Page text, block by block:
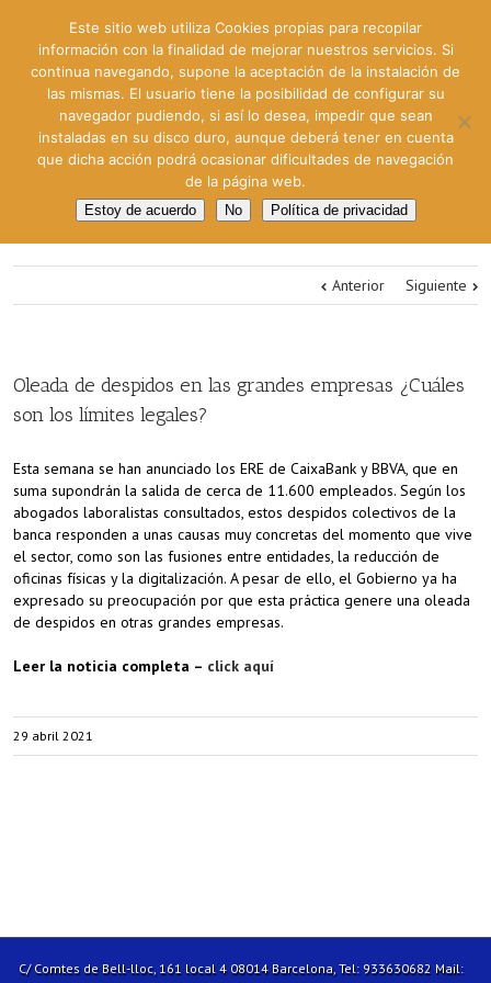
Anterior Siguiente
Oleada de despidos en las grandes empresas ¿Cuáles
son los límites legales?
Esta semana se han anunciado los ERE de CaixaBank y BBVA, que en
suma supondrán la salida de cerca de 11.600 empleados. Según los
abogados laboralistas consultados, estos despidos colectivos de la
banca responden a unas causas muy concretas del momento que vive
el sector, como son las fusiones entre entidades, la reducción de
oficinas físicas y la digitalización. A pesar de ello, el Gobierno ya ha
expresado su preocupación por que esta práctica genere una oleada
de despidos en otras grandes empresas.
Leer la noticia completa – click aquí
29 abril 2021
C/ Comtes de Bell-lloc, 161 local 4 08014 Barcelona, Tel: 933630682 Mail:
Este sitio web utiliza Cookies propias para recopilar
información con la finalidad de mejorar nuestros servicios. Si
continua navegando, supone la aceptación de la instalación de
las mismas. El usuario tiene la posibilidad de configurar su
navegador pudiendo, si así lo desea, impedir que sean
instaladas en su disco duro, aunque deberá tener en cuenta
que dicha acción podrá ocasionar dificultades de navegación
de la página web.
Estoy de acuerdo No Política de privacidad